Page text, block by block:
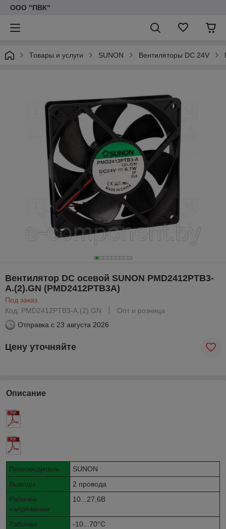
ООО "ПВК"
Товары и услуги SUNON Вентиляторы DC 24V
Вентилятор DC осевой SUNON PMD2412PTB3-
A.(2).GN (PMD2412PTB3A)
Под заказ
Код: PMD2412PTB3-A.(2).GN
Опт и розница
Отправка с 23 августа 2026
Цену уточняйте
Описание
Производитель
SUNON
Выводы
2 провода
Рабочее
напряжение
10...27,6В
Рабочая
-10...70°C